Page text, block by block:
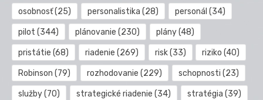
osobnosť(25) personalistika (28) personál (34)
pilot (344) plánovanie (230) plány(48)
pristátie (68) riadenie (269) risk(33) riziko (40)
Robinson (79) rozhodovanie (229) schopnosti (23)
služby(70) strategické riadenie (34) stratégia (39)